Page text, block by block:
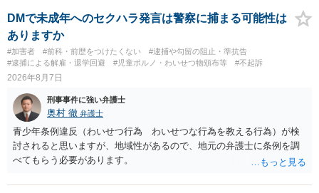
DMで未成年へのセクハラ発言は警察に捕まる可能性は
ありますか
#加害者 #前科・前歴をつけたくない
#逮捕や勾留の阻止・準抗告
#逮捕による解雇・退学回避
#児童ポルノ・わいせつ物頒布等 #不起訴
2026年8月7日
刑事事件に強い弁護士
奥村 徹 弁護士
青少年条例違反（わいせつ行為 わいせつな行為を教える行為）が検
討されると思いますが、地域性があるので、地元の弁護士に条例を調
べてもらう必要があります。